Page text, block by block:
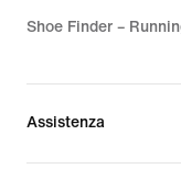
Shoe Finder –
Assistenza